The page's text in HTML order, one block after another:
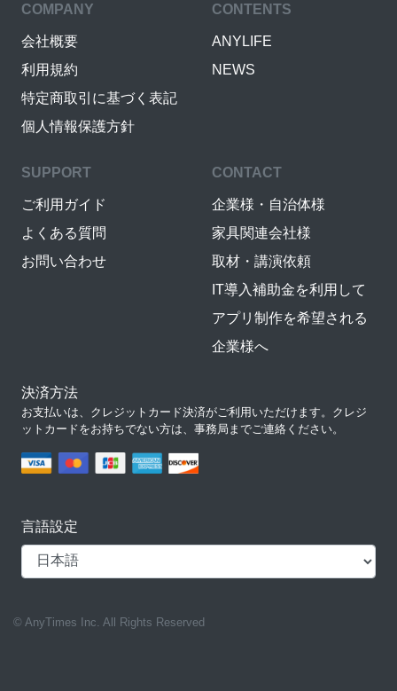
COMPANY
会社概要
利用規約
特定商取引に基づく表記
個人情報保護方針
CONTENTS
ANYLIFE
NEWS
SUPPORT
ご利用ガイド
よくある質問
お問い合わせ
CONTACT
企業様・自治体様
家具関連会社様
取材・講演依頼
IT導入補助金を利用して
アプリ制作を希望される
企業様へ
決済方法
お支払いは、クレジットカード決済がご利用いただけます。クレジ
ットカードをお持ちでない方は、事務局までご連絡ください。
言語設定
© AnyTimes Inc. All Rights Reserved